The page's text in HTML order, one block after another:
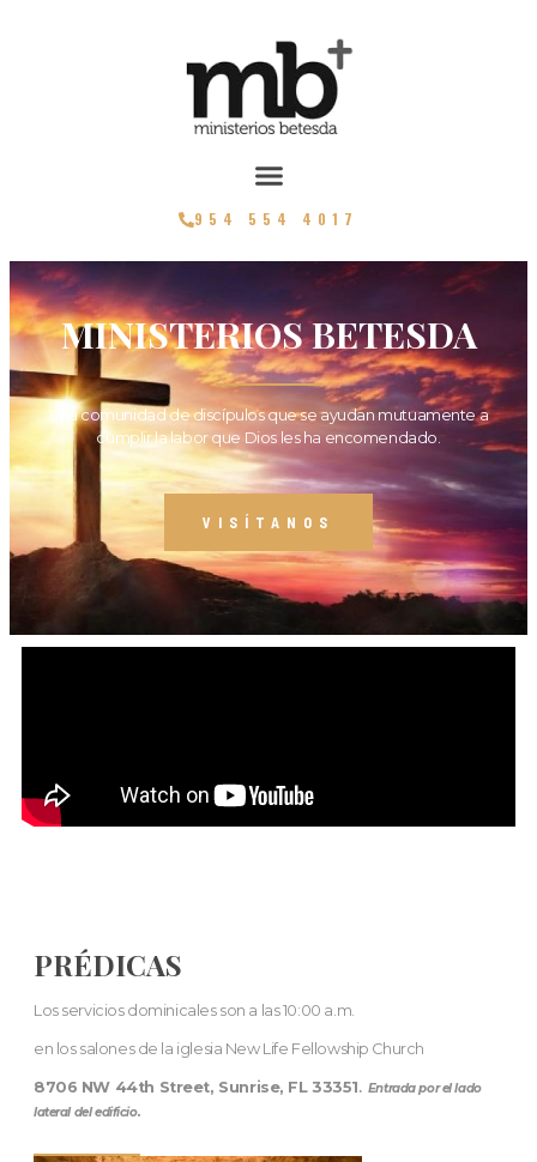
954 554 4017
MINISTERIOS BETESDA
Una comunidad de discípulos que se ayudan mutuamente a
cumplir la labor que Dios les ha encomendado.
VISÍTANOS
PRÉDICAS
Los servicios dominicales son a las 10:00 a.m.
en los salones de la iglesia New Life Fellowship Church
8706 NW 44th Street, Sunrise, FL 33351. Entrada por el lado
lateral del edificio.